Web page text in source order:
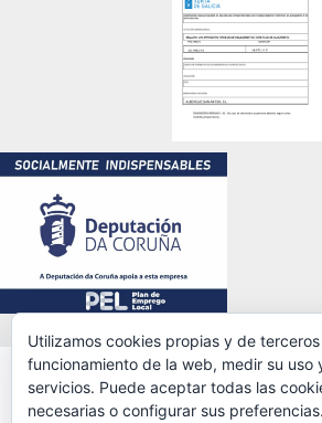
© 2025 ALL RIGHTS RESERVED.
Utilizamos cookies propias y de
funcionamiento de la web, medir su uso
servicios. Puede aceptar todas las
necesarias o configurar sus preferencias.